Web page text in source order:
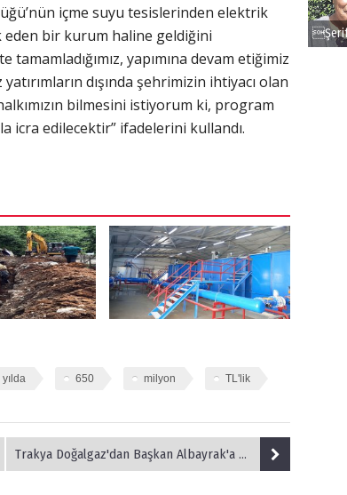
içme suyu tesislerinden elektrik
eden bir kurum haline geldiğini
yapımına devam etiğimiz
yatırımların dışında şehrimizin ihtiyacı olan
bilmesini istiyorum ki, program
icra edilecektir” ifadelerini kullandı.
yılda 650 milyon TL'lik
Trakya Doğalgaz'dan Başkan Albayrak'a Ziyaret